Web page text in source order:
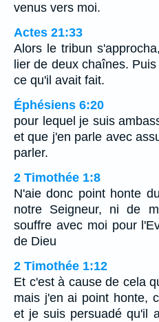
venus vers moi.
Actes 21:33
Alors le tribun
lier de deux chaînes.
ce qu'il avait fait.
Éphésiens 6:20
pour lequel je suis
et que j'en parle avec
parler.
2 Timothée 1:8
N'aie donc point honte
notre Seigneur, ni de
souffre avec moi pour
de Dieu
2 Timothée 1:12
Et c'est à cause de cela
mais j'en ai point honte,
et je suis persuadé qu'il